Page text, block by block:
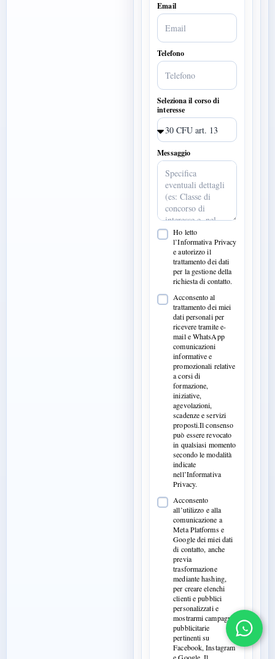
Email
Telefono
Seleziona il corso di
interesse
Messaggio
Ho letto
l’Informativa Privacy
e autorizzo il
trattamento dei dati
per la gestione della
richiesta di contatto.
Acconsento al
trattamento dei miei
dati personali per
ricevere tramite e-
mail e WhatsApp
comunicazioni
informative e
promozionali relative
a corsi di
formazione,
iniziative,
agevolazioni,
scadenze e servizi
proposti.Il consenso
può essere revocato
in qualsiasi momento
secondo le modalità
indicate
nell’Informativa
Privacy.
Acconsento
all’utilizzo e alla
comunicazione a
Meta Platforms e
Google dei miei dati
di contatto, anche
previa
trasformazione
mediante hashing,
per creare elenchi
clienti e pubblici
personalizzati e
mostrarmi campagne
pubblicitarie
pertinenti su
Facebook, Instagram